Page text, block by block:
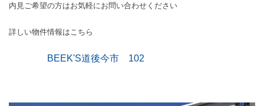
内見ご希望の方はお気軽にお問い合わせください
詳しい物件情報はこちら
BEEK'S道後今市 102